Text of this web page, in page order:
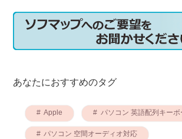
あなたにおすすめのタグ
Apple パソコン 英語配列キーボ
パソコン 空間オーディオ対応